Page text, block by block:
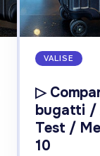
VALISE
▷
bugatti /
Test /
10